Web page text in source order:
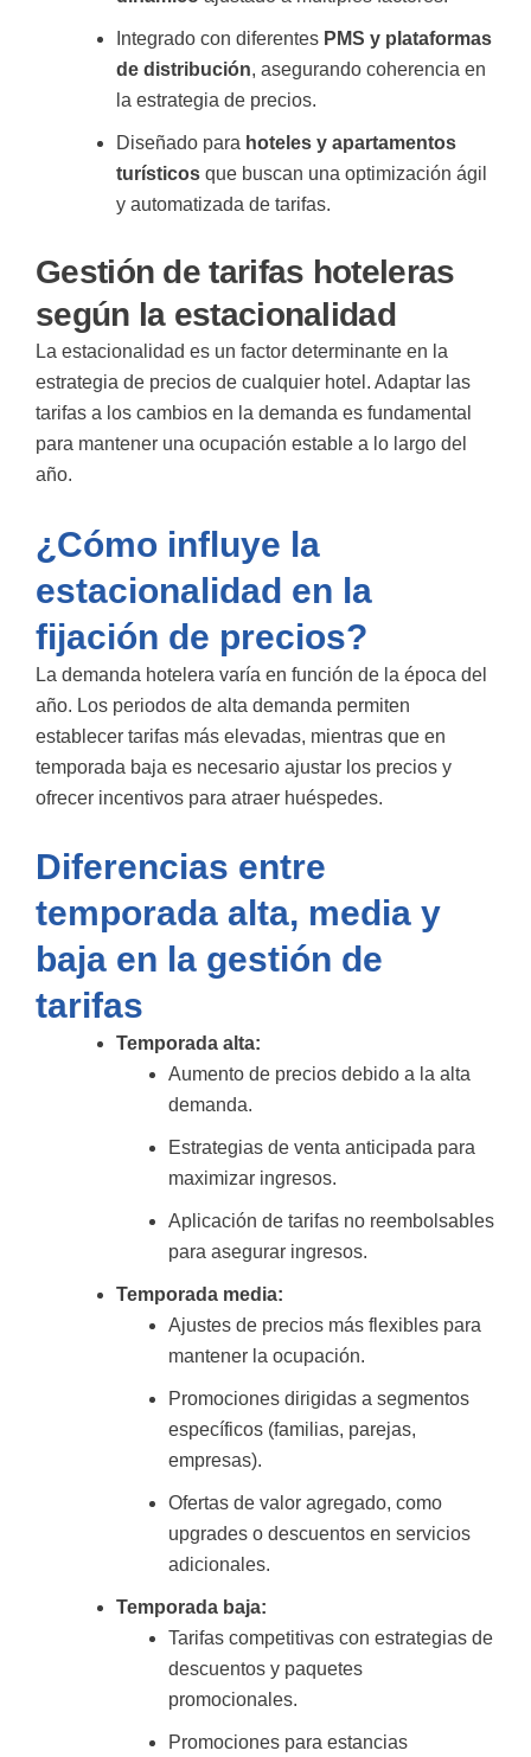
Integrado con diferentes PMS y plataformas
de distribución, asegurando coherencia en
la estrategia de precios.
Diseñado para hoteles y apartamentos
turísticos que buscan una optimización ágil
y automatizada de tarifas.
Gestión de tarifas hoteleras
según la estacionalidad
La estacionalidad es un factor determinante en la
estrategia de precios de cualquier hotel. Adaptar las
tarifas a los cambios en la demanda es fundamental
para mantener una ocupación estable a lo largo del
año.
¿Cómo influye la
estacionalidad en la
fijación de precios?
La demanda hotelera varía en función de la época del
año. Los periodos de alta demanda permiten
establecer tarifas más elevadas, mientras que en
temporada baja es necesario ajustar los precios y
ofrecer incentivos para atraer huéspedes.
Diferencias entre
temporada alta, media y
baja en la gestión de
tarifas
Temporada alta:
Aumento de precios debido a la alta
demanda.
Estrategias de venta anticipada para
maximizar ingresos.
Aplicación de tarifas no reembolsables
para asegurar ingresos.
Temporada media:
Ajustes de precios más flexibles para
mantener la ocupación.
Promociones dirigidas a segmentos
específicos (familias, parejas,
empresas).
Ofertas de valor agregado, como
upgrades o descuentos en servicios
adicionales.
Temporada baja:
Tarifas competitivas con estrategias de
descuentos y paquetes
promocionales.
Promociones para estancias